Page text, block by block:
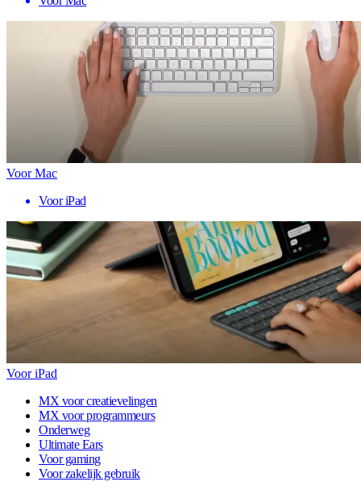
Voor Mac
Voor iPad
Voor iPad
MX voor creatievelingen
MX voor programmeurs
Onderweg
Ultimate Ears
Voor gaming
Voor zakelijk gebruik